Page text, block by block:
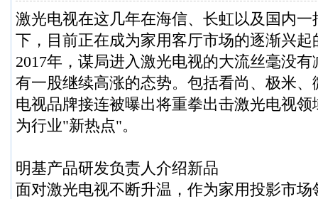
激光电视在这几年在海信、长虹以及国内
下，目前正在成为家用客厅市场的逐渐兴
2017年，谋局进入激光电视的大流丝毫没
有一股继续高涨的态势。包括看尚、极米
电视品牌接连被曝出将重拳出击激光电视
为行业"新热点"。
明基产品研发负责人介绍新品
面对激光电视不断升温，作为家用投影市